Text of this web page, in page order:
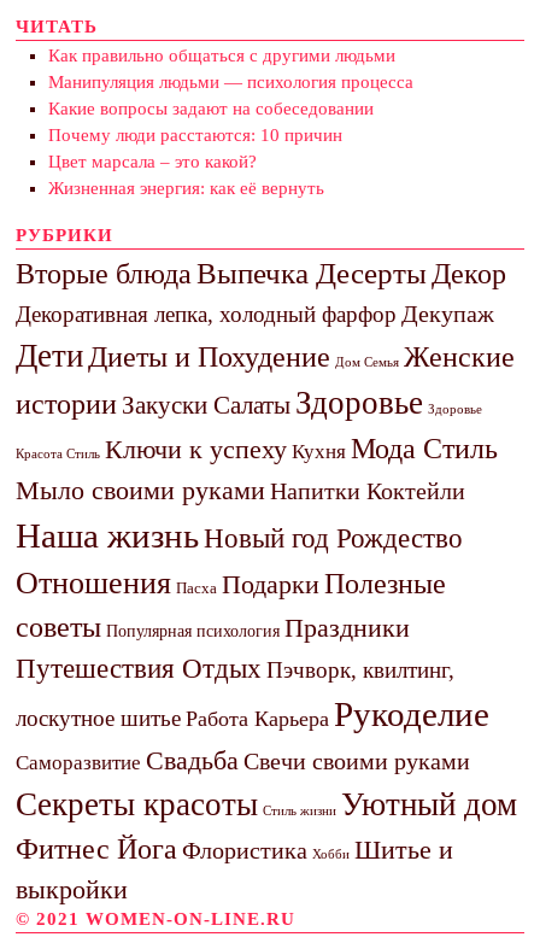
ЧИТАТЬ
Как правильно общаться с другими людьми
Манипуляция людьми — психология процесса
Какие вопросы задают на собеседовании
Почему люди расстаются: 10 причин
Цвет марсала – это какой?
Жизненная энергия: как её вернуть
РУБРИКИ
Вторые блюда Выпечка Десерты Декор
Декоративная лепка, холодный фарфор Декупаж
Дети Диеты и Похудение Дом Семья Женские
истории Закуски Салаты Здоровье Здоровье
Красота Стиль Ключи к успеху Кухня Мода Стиль
Мыло своими руками Напитки Коктейли
Наша жизньНовый год Рождество
Отношения Пасха ПодаркиПолезные
советы Популярная психология Праздники
Путешествия Отдых Пэчворк, квилтинг,
лоскутное шитье Работа Карьера Рукоделие
Саморазвитие Свадьба Свечи своими руками
Секреты красоты Стиль жизни Уютный дом
Фитнес Йога Флористика Хобби Шитье и
выкройки
© 2021 WOMEN-ON-LINE.RU